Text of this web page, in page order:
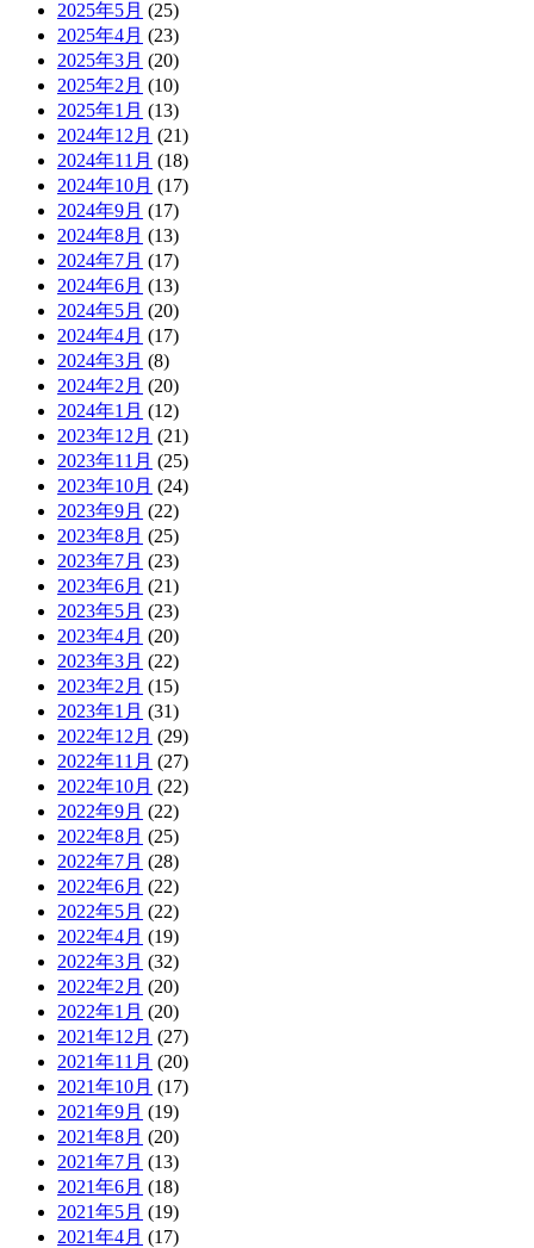
2025年5月 (25)
2025年4月 (23)
2025年3月 (20)
2025年2月 (10)
2025年1月 (13)
2024年12月 (21)
2024年11月 (18)
2024年10月 (17)
2024年9月 (17)
2024年8月 (13)
2024年7月 (17)
2024年6月 (13)
2024年5月 (20)
2024年4月 (17)
2024年3月 (8)
2024年2月 (20)
2024年1月 (12)
2023年12月 (21)
2023年11月 (25)
2023年10月 (24)
2023年9月 (22)
2023年8月 (25)
2023年7月 (23)
2023年6月 (21)
2023年5月 (23)
2023年4月 (20)
2023年3月 (22)
2023年2月 (15)
2023年1月 (31)
2022年12月 (29)
2022年11月 (27)
2022年10月 (22)
2022年9月 (22)
2022年8月 (25)
2022年7月 (28)
2022年6月 (22)
2022年5月 (22)
2022年4月 (19)
2022年3月 (32)
2022年2月 (20)
2022年1月 (20)
2021年12月 (27)
2021年11月 (20)
2021年10月 (17)
2021年9月 (19)
2021年8月 (20)
2021年7月 (13)
2021年6月 (18)
2021年5月 (19)
2021年4月 (17)